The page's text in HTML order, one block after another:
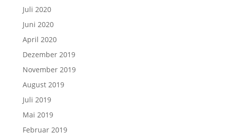
Juli 2020
Juni 2020
April 2020
Dezember 2019
November 2019
August 2019
Juli 2019
Mai 2019
Februar 2019